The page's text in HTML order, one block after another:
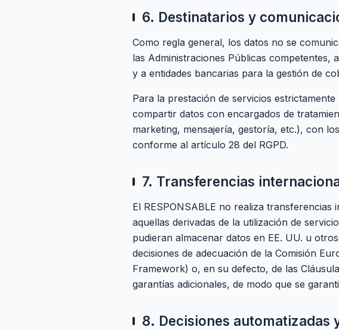
6. Destinatarios y
Como regla general, los datos no se
las Administraciones Públicas competentes,
y a entidades bancarias para la gestión de
Para la prestación de servicios
compartir datos con encargados de
marketing, mensajería, gestoría, etc.), con
conforme al artículo 28 del RGPD.
7. Transferencias
El RESPONSABLE no realiza
aquellas derivadas de la utilización de
pudieran almacenar datos en EE. UU. u
decisiones de adecuación de la Comisión
Framework) o, en su defecto, de las
garantías adicionales, de modo que se
8. Decisiones automatizadas